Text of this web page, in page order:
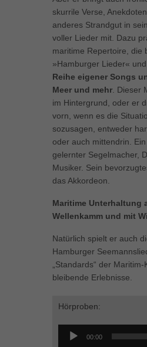
skurrile Verse,
anderes Strandgut in
voller Lieder mit. Dazu
maritime Repertoire, die
»Hamburger Lieder« und
Reihe eigener Songs
Meer und mehr. Dieser
im Hintergrund, oder er
vorn, wenn es die
sozusagen, entweder
oder auch mittendrin.
gelernter Segelmacher,
Musiker. Sein
das Akkordeon.
Maritime Unterhaltung
Wellenkamm und mit
Natürlich spielt er auch
Hamburger
„Standards“ der
bleibende Erlebnisse.
Hörproben:
Audio-
Player
00:00
können Ihre Einwilligung zu ganzen
weitere Informationen anzeigen
Cookies auswählen.
Alle akzeptieren
Zurück
Datenschutzeinstellungen
Essenziell (1)
Essenzielle Cookies ermöglichen
die einwandfreie Funktion der Website
Cookie-
Marketing (1)
um personalisierte Werbung anzuzeigen.
Besucher über Websites hinweg
Externe Medien (5)
Inhalte von Videoplattformen und Social-
Cookie-
powered by Borlabs Cookie